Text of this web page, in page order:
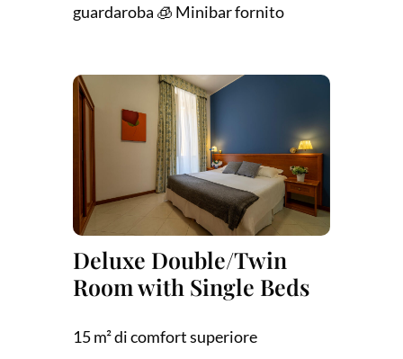
guardaroba 🧊 Minibar fornito
Deluxe Double/Twin
Room with Single Beds
15 m² di comfort superiore